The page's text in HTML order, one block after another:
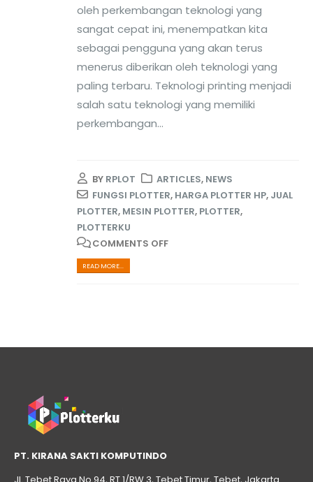
oleh perkembangan teknologi yang
sangat cepat ini, menempatkan kita
sebagai pengguna yang akan terus
menerus diberikan oleh teknologi yang
paling terbaru. Teknologi printing menjadi
salah satu teknologi yang memiliki
perkembangan...
BY RPLOT ARTICLES, NEWS
FUNGSI PLOTTER, HARGA PLOTTER HP, JUAL
PLOTTER, MESIN PLOTTER, PLOTTER,
PLOTTERKU
COMMENTS OFF
READ MORE...
PT. KIRANA SAKTI KOMPUTINDO